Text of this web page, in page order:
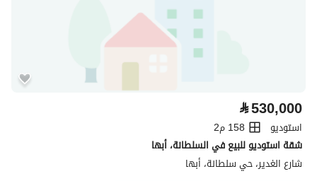
⃁530,000
استوديو
158 م2
شقة استوديو للبيع في السلطانة، أبها
شارع الغدير، حي سلطانة، أبها